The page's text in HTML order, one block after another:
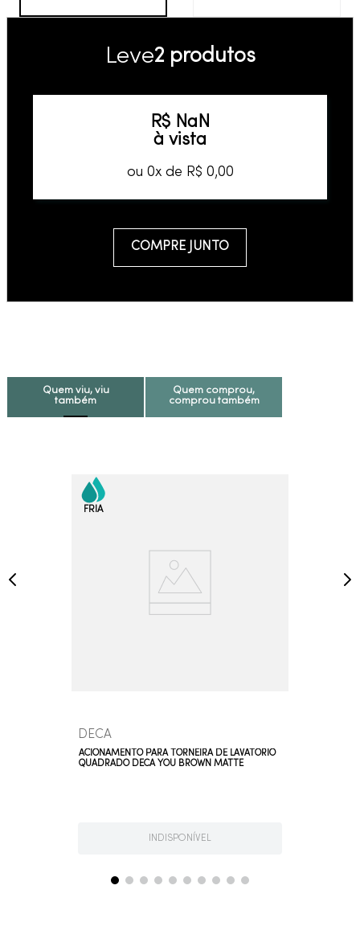
Leve2 produtos
R$ NaN
à vista
ou 0x de R$ 0,00
COMPRE JUNTO
Quem viu, viu
também
Quem comprou,
comprou também
DECA
ACIONAMENTO PARA TORNEIRA DE LAVATÓRIO
QUADRADO DECA YOU BROWN MATTE
INDISPONÍVEL